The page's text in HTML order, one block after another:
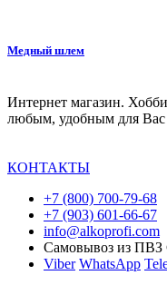
Медный шлем
Интернет магазин.
любым, удобным для Вас
КОНТАКТЫ
+7 (800) 700-79-68
+7 (903) 601-66-67
info@alkoprofi.com
Самовывоз из
Viber WhatsApp